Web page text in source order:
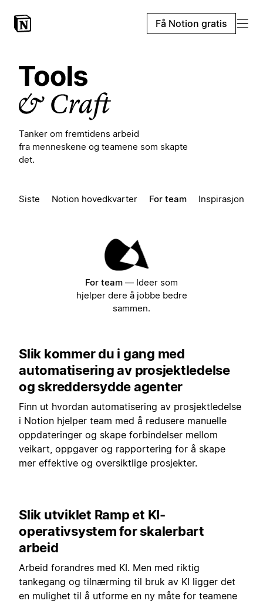
Få Notion gratis
Tanker om fremtidens arbeid
fra menneskene og teamene som skapte
det.
Siste Notion hovedkvarter For team Inspirasjon
For team — Ideer som
hjelper dere å jobbe bedre
sammen.
Slik kommer du i gang med
automatisering av prosjektledelse
og skreddersydde agenter
Finn ut hvordan automatisering av prosjektledelse
i Notion hjelper team med å redusere manuelle
oppdateringer og skape forbindelser mellom
veikart, oppgaver og rapportering for å skape
mer effektive og oversiktlige prosjekter.
Slik utviklet Ramp et KI-
operativsystem for skalerbart
arbeid
Arbeid forandres med KI. Men med riktig
tankegang og tilnærming til bruk av KI ligger det
en mulighet til å utforme en ny måte for teamene